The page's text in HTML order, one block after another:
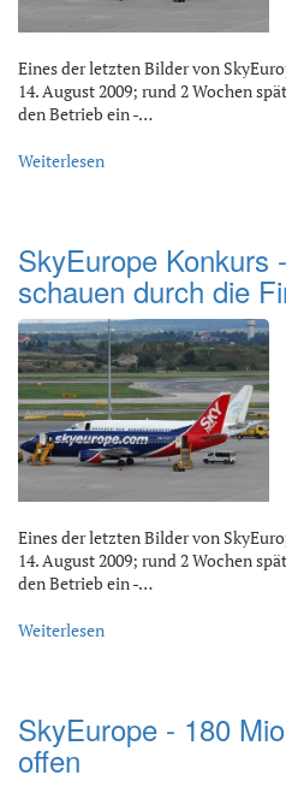
Eines der letzten Bilder von
14. August 2009; rund 2 Wochen
den Betrieb ein -…
Weiterlesen
SkyEurope Konkurs
schauen durch die
Eines der letzten Bilder von
14. August 2009; rund 2 Wochen
den Betrieb ein -…
Weiterlesen
SkyEurope - 180
offen